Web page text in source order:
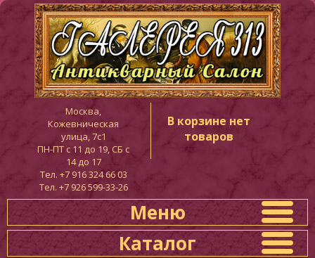
Москва,
Кожевническая
улица, 7с1
ПН-ПТ c 11 до 19, СБ с
14 до 17
Тел. +7 916 324 66 03
Тел. +7 926 599-33-26
В корзине нет
товаров
Меню
Каталог